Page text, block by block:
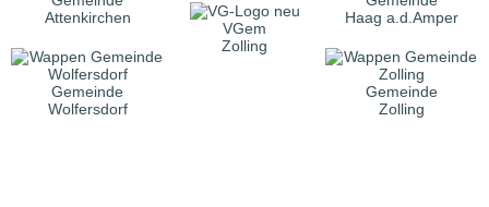
Attenkirchen
VGem
Zolling
Haag a.d.Amper
Gemeinde
Wolfersdorf
Gemeinde
Zolling